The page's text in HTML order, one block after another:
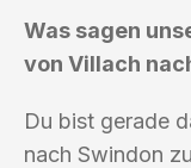
Was sagen
von Villach
Du bist gerade
nach Swindon